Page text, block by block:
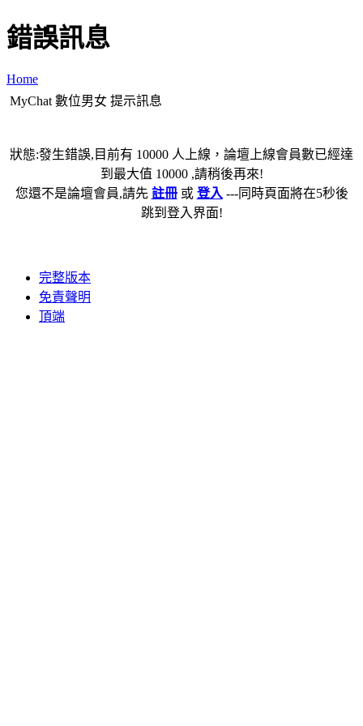
錯誤訊息
Home
MyChat 數位男女 提示訊息
狀態:發生錯誤,目前有 10000 人上線，論壇上線會員數已經達
到最大值 10000 ,請稍後再來!
您還不是論壇會員,請先 註冊或 登入 ---同時頁面將在5秒後
跳到登入界面!
完整版本
免責聲明
頂端